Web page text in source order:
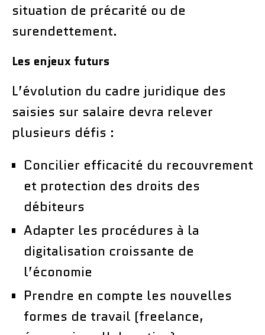
situation de précarité ou de
surendettement.
Les enjeux futurs
L’évolution du cadre juridique des
saisies sur salaire devra relever
plusieurs défis :
Concilier efficacité du recouvrement
et protection des droits des
débiteurs
Adapter les procédures à la
digitalisation croissante de
l’économie
Prendre en compte les nouvelles
formes de travail (freelance,